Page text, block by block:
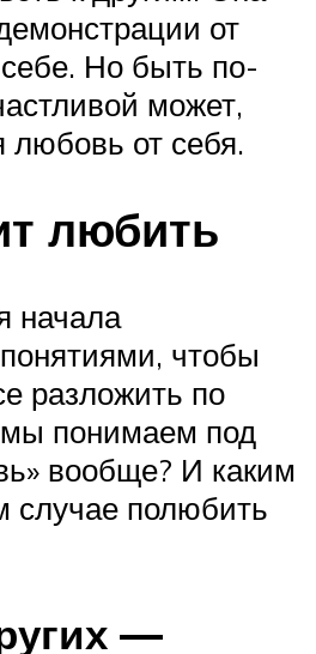
от
Но быть по-
может,
любовь от себя.
любить
начала
чтобы
разложить по
понимаем под
вообще? И каким
случае полюбить
—